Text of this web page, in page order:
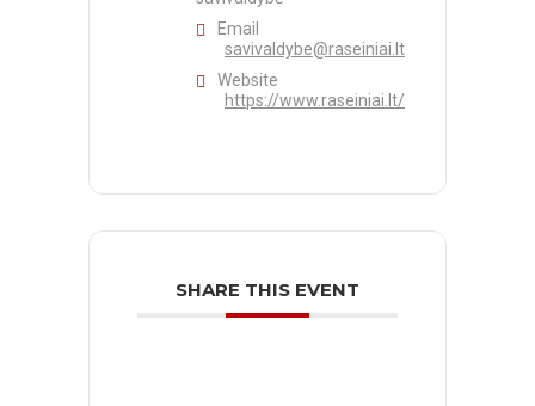
Email
savivaldybe@raseiniai.lt
Website
https://www.raseiniai.lt/
SHARE THIS EVENT